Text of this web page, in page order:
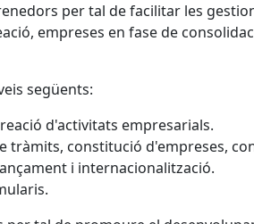
per tal de facilitar les
empreses en fase de
següents:
d'activitats empresarials.
tràmits, constitució d'empreses,
i internacionalització.